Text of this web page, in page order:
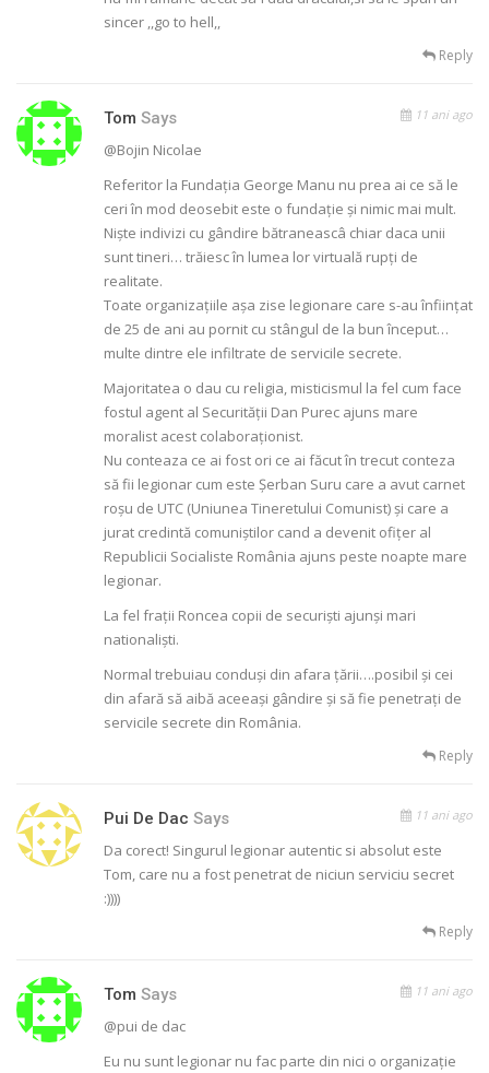
sincer ,,go to hell,,
Reply
Tom Says 11 ani ago
@Bojin Nicolae
Referitor la Fundația George Manu nu prea ai ce să le
ceri în mod deosebit este o fundație și nimic mai mult.
Niște indivizi cu gândire bătraneascâ chiar daca unii
sunt tineri… trăiesc în lumea lor virtuală rupți de
realitate.
Toate organizațiile așa zise legionare care s-au înființat
de 25 de ani au pornit cu stângul de la bun început…
multe dintre ele infiltrate de servicile secrete.
Majoritatea o dau cu religia, misticismul la fel cum face
fostul agent al Securității Dan Purec ajuns mare
moralist acest colaboraționist.
Nu conteaza ce ai fost ori ce ai făcut în trecut conteza
să fii legionar cum este Șerban Suru care a avut carnet
roșu de UTC (Uniunea Tineretului Comunist) și care a
jurat credintă comuniștilor cand a devenit ofițer al
Republicii Socialiste România ajuns peste noapte mare
legionar.
La fel frații Roncea copii de securiști ajunși mari
nationaliști.
Normal trebuiau conduși din afara țării….posibil și cei
din afară să aibă aceeași gândire și să fie penetrați de
servicile secrete din România.
Reply
Pui De Dac Says 11 ani ago
Da corect! Singurul legionar autentic si absolut este
Tom, care nu a fost penetrat de niciun serviciu secret
:))))
Reply
Tom Says 11 ani ago
@pui de dac
Eu nu sunt legionar nu fac parte din nici o organizație